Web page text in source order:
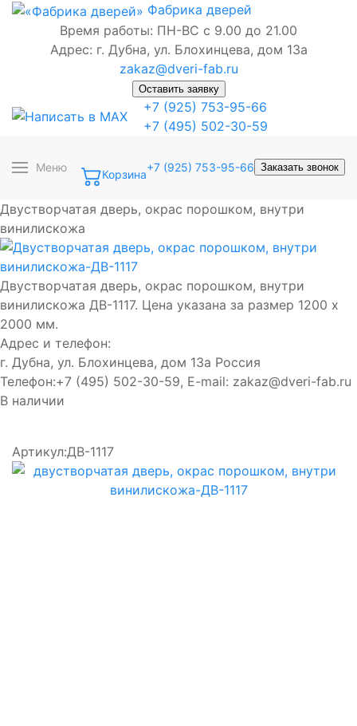
Фабрика дверей
Время работы: ПН-ВС с 9.00 до 21.00
Адрес: г. Дубна, ул. Блохинцева, дом 13а
zakaz@dveri-fab.ru
Оставить заявку
+7 (925) 753-95-66
+7 (495) 502-30-59
Меню
Корзина
+7 (925) 753-95-66 Заказать звонок
Двустворчатая дверь, окрас порошком, внутри
винилискожа
Двустворчатая дверь, окрас порошком, внутри
винилискожа ДВ-1117. Цена указана за размер 1200 х
2000 мм.
Адрес и телефон:
г. Дубна, ул. Блохинцева, дом 13а Россия
Телефон:+7 (495) 502-30-59, E-mail: zakaz@dveri-fab.ru
В наличии
Артикул:ДВ-1117